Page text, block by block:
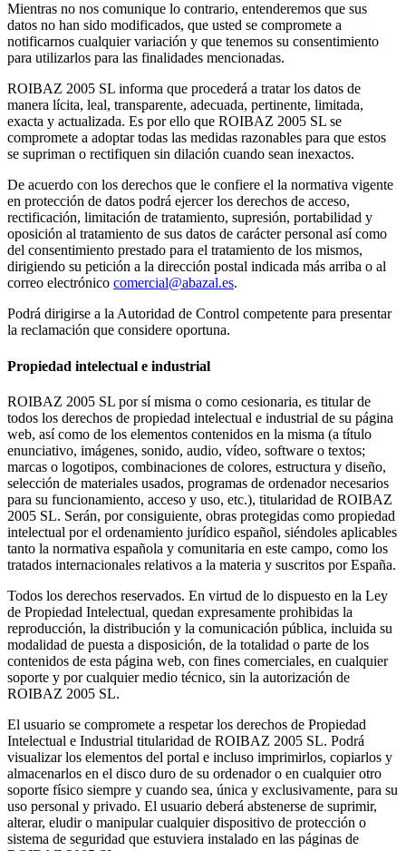
Mientras no nos comunique lo contrario, entenderemos que sus
datos no han sido modificados, que usted se compromete a
notificarnos cualquier variación y que tenemos su consentimiento
para utilizarlos para las finalidades mencionadas.
ROIBAZ 2005 SL informa que procederá a tratar los datos de
manera lícita, leal, transparente, adecuada, pertinente, limitada,
exacta y actualizada. Es por ello que ROIBAZ 2005 SL se
compromete a adoptar todas las medidas razonables para que estos
se supriman o rectifiquen sin dilación cuando sean inexactos.
De acuerdo con los derechos que le confiere el la normativa vigente
en protección de datos podrá ejercer los derechos de acceso,
rectificación, limitación de tratamiento, supresión, portabilidad y
oposición al tratamiento de sus datos de carácter personal así como
del consentimiento prestado para el tratamiento de los mismos,
dirigiendo su petición a la dirección postal indicada más arriba o al
correo electrónico comercial@abazal.es.
Podrá dirigirse a la Autoridad de Control competente para presentar
la reclamación que considere oportuna.
Propiedad intelectual e industrial
ROIBAZ 2005 SL por sí misma o como cesionaria, es titular de
todos los derechos de propiedad intelectual e industrial de su página
web, así como de los elementos contenidos en la misma (a título
enunciativo, imágenes, sonido, audio, vídeo, software o textos;
marcas o logotipos, combinaciones de colores, estructura y diseño,
selección de materiales usados, programas de ordenador necesarios
para su funcionamiento, acceso y uso, etc.), titularidad de ROIBAZ
2005 SL. Serán, por consiguiente, obras protegidas como propiedad
intelectual por el ordenamiento jurídico español, siéndoles aplicables
tanto la normativa española y comunitaria en este campo, como los
tratados internacionales relativos a la materia y suscritos por España.
Todos los derechos reservados. En virtud de lo dispuesto en la Ley
de Propiedad Intelectual, quedan expresamente prohibidas la
reproducción, la distribución y la comunicación pública, incluida su
modalidad de puesta a disposición, de la totalidad o parte de los
contenidos de esta página web, con fines comerciales, en cualquier
soporte y por cualquier medio técnico, sin la autorización de
ROIBAZ 2005 SL.
El usuario se compromete a respetar los derechos de Propiedad
Intelectual e Industrial titularidad de ROIBAZ 2005 SL. Podrá
visualizar los elementos del portal e incluso imprimirlos, copiarlos y
almacenarlos en el disco duro de su ordenador o en cualquier otro
soporte físico siempre y cuando sea, única y exclusivamente, para su
uso personal y privado. El usuario deberá abstenerse de suprimir,
alterar, eludir o manipular cualquier dispositivo de protección o
sistema de seguridad que estuviera instalado en las páginas de